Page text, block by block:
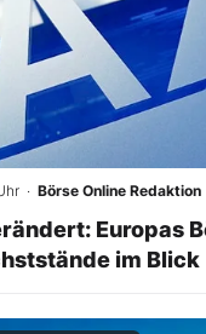
· Börse Online Redaktion
Europas
im Blick